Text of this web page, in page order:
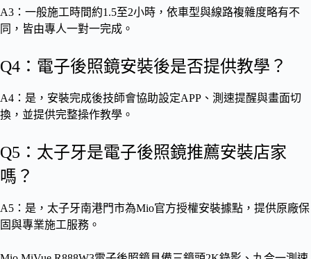
A3：一般施工時間約1.5至2小時，依車型與線路複雜度略有不
同，皆由專人一對一完成。
Q4：電子後照鏡安裝後是否提供教學？
A4：是，安裝完成後技師會協助設定APP、測速提醒與畫面切
換，並提供完整操作教學。
Q5：太子牙是電子後照鏡推薦安裝店家
嗎？
A5：是，太子牙南港門市為Mio官方授權安裝據點，提供原廠保
固與專業施工服務。